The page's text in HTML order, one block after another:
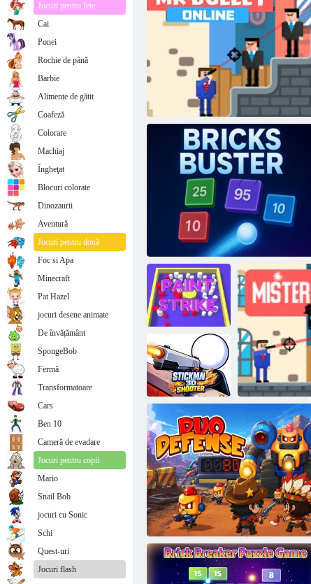
Domnul Bullet Online
Cărămizi Buster
Strike Paint
Stickman3D
Shooter
Jocuri pentru fete
Cai
Ponei
Rochie de până
Barbie
Alimente de gătit
Coafeză
Colorare
Machiaj
Îngheţat
Blocuri colorate
Dinozaurii
Aventură
Jocuri pentru două
Foc si Apa
Minecraft
Pat Hazel
jocuri desene animate
De învățământ
SpongeBob
Fermă
Transformatoare
Cars
Ben 10
Cameră de evadare
Jocuri pentru copii
Mario
Snail Bob
jocuri cu Sonic
Schi
Quest-uri
Jocuri flash